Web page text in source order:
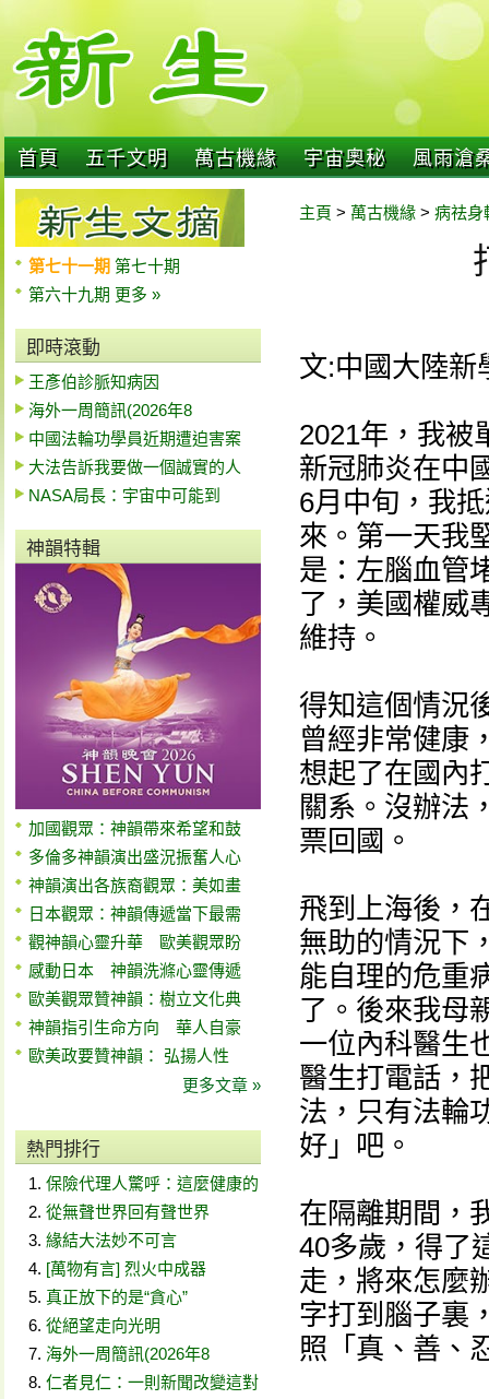
首頁 五千文明 萬古機緣 宇宙奧秘 風雨滄
第七十一期 第七十期
第六十九期 更多 »
即時滾動
王彥伯診脈知病因
海外一周簡訊(2026年8
中國法輪功學員近期遭迫害案
大法告訴我要做一個誠實的人
NASA局長：宇宙中可能到
神韻特輯
加國觀眾：神韻帶來希望和鼓
多倫多神韻演出盛況振奮人心
神韻演出各族裔觀眾：美如畫
日本觀眾：神韻傳遞當下最需
觀神韻心靈升華 歐美觀眾盼
感動日本 神韻洗滌心靈傳遞
歐美觀眾贊神韻：樹立文化典
神韻指引生命方向 華人自豪
歐美政要贊神韻： 弘揚人性
更多文章 »
熱門排行
保險代理人驚呼：這麼健康的
從無聲世界回有聲世界
緣結大法妙不可言
[萬物有言] 烈火中成器
真正放下的是“貪心”
從絕望走向光明
海外一周簡訊(2026年8
仁者見仁：一則新聞改變這對
主頁 > 萬古機緣 > 病祛身
文:中國大陸新
2021年，我被
新冠肺炎在中
6月中旬，我
來。第一天我
是：左腦血管
了，美國權威
維持。
得知這個情況
曾經非常健康
想起了在國內
關系。沒辦法
票回國。
飛到上海後，
無助的情況下
能自理的危重
了。後來我母
一位內科醫生
醫生打電話，
法，只有法輪
好」吧。
在隔離期間，
40多歲，得了
走，將來怎麼
字打到腦子裏
照「真、善、